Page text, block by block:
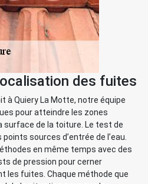
des fuites
à Quiery La Motte, notre équipe
pour atteindre les zones
surface de la toiture. Le test de
sources d’entrée de l’eau.
en même temps avec des
de pression pour cerner
les fuites. Chaque méthode que